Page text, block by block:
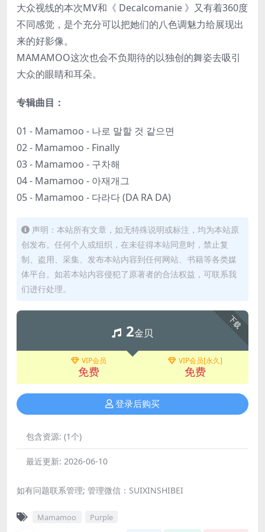
大众视线的本次MV和《 Decalcomanie 》又有着360度
不同感觉，是个充分可以把她们的八色调魅力给展现出
来的好影像。
MAMAMOO这次也会不负期待的以独创的舞姿去吸引
大众的眼睛和耳朵。
专辑曲目：
01 - Mamamoo - 나로 말할 것 같으면
02 - Mamamoo - Finally
03 - Mamamoo - 구차해
04 - Mamamoo - 아재개그
05 - Mamamoo - 다라다 (DA RA DA)
声明：本站所有文章，如无特殊说明或标注，均为本站原
创发布。任何个人或组织，在未征得本站同意时，禁止复
制、盗用、采集、发布本站内容到任何网站、书籍等各类媒
体平台。如若本站内容侵犯了原著者的合法权益，可联系我
们进行处理。
下载
2金贝
VIP会员
免费
VIP会员[永久]
免费
登录后购买
包含资源: (1个)
最近更新: 2026-06-10
如有问题联系管理; 管理微信：SUIXINSHIBEI
Mamamoo Purple